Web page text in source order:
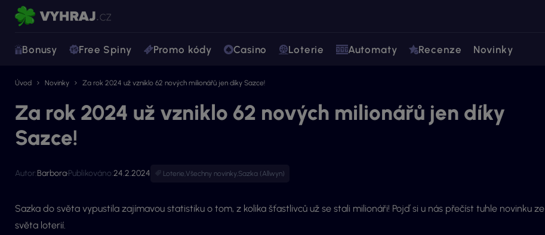
Bonusy Free Spiny Promo kódy Casino Loterie Automaty Recenze Novinky
Úvod Novinky Za rok 2024 už vzniklo 62 nových milionářů jen díky Sazce!
Za rok 2024 už vzniklo 62 nových milionářů jen díky
Sazce!
Autor:BarboraPublikováno:24.2.2024 Loterie,Všechny novinky,Sazka (Allwyn)
Sazka do světa vypustila zajímavou statistiku o tom, z kolika šťastlivců už se stali milionáři! Pojď si u nás přečíst tuhle novinku ze
světa loterií.